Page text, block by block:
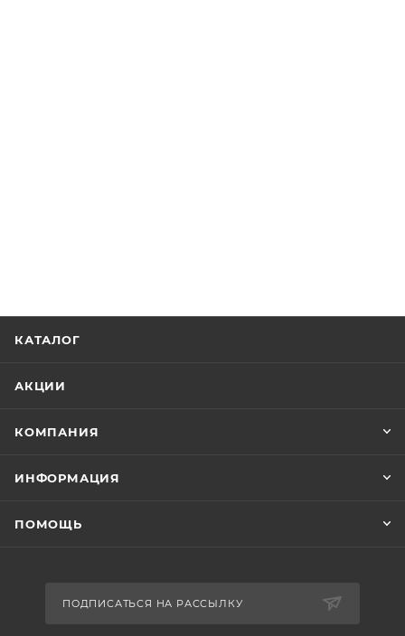
КАТАЛОГ
АКЦИИ
КОМПАНИЯ
ИНФОРМАЦИЯ
ПОМОЩЬ
ПОДПИСАТЬСЯ НА РАССЫЛКУ